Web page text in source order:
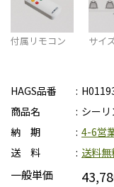
付属リモコン サイ
HAGS品番
商品名
シー
納 期
4-6営
送 料
送料無
一般単価